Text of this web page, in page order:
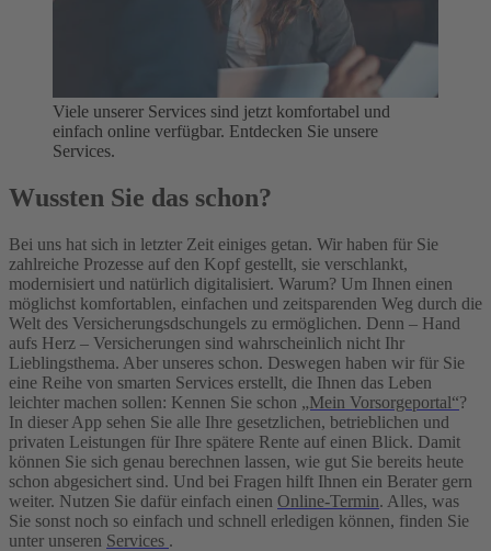
Viele unserer Services sind jetzt komfortabel und
einfach online verfügbar. Entdecken Sie unsere
Services.
Wussten Sie das schon?
Bei uns hat sich in letzter Zeit einiges getan. Wir haben für Sie
zahlreiche Prozesse auf den Kopf gestellt, sie verschlankt,
modernisiert und natürlich digitalisiert. Warum? Um Ihnen einen
möglichst komfortablen, einfachen und zeitsparenden Weg durch die
Welt des Versicherungsdschungels zu ermöglichen. Denn – Hand
aufs Herz – Versicherungen sind wahrscheinlich nicht Ihr
Lieblingsthema. Aber unseres schon. Deswegen haben wir für Sie
eine Reihe von smarten Services erstellt, die Ihnen das Leben
leichter machen sollen: Kennen Sie schon „Mein Vorsorgeportal“?
In dieser App sehen Sie alle Ihre gesetzlichen, betrieblichen und
privaten Leistungen für Ihre spätere Rente auf einen Blick. Damit
können Sie sich genau berechnen lassen, wie gut Sie bereits heute
schon abgesichert sind. Und bei Fragen hilft Ihnen ein Berater gern
weiter. Nutzen Sie dafür einfach einen Online-Termin. Alles, was
Sie sonst noch so einfach und schnell erledigen können, finden Sie
unter unseren Services .